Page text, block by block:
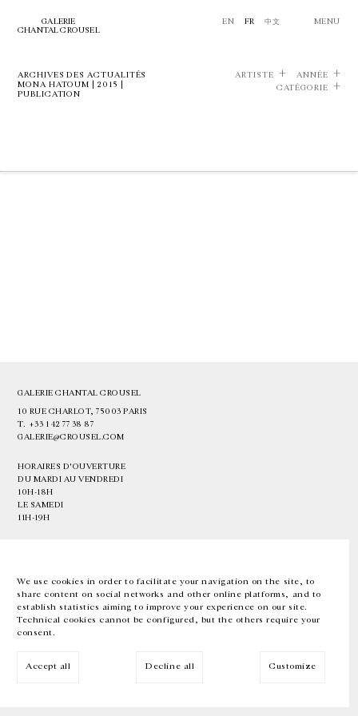
We use cookies in order to facilitate your navigation on the site, to
share content on social networks and other online platforms, and to
establish statistics aiming to improve your experience on our site.
Technical cookies cannot be configured, but the others require your
consent.
Accept all Decline all Customize
GALERIE
CHANTAL CROUSEL
EN FR 中文 MENU
ARCHIVES DES ACTUALITÉS
MONA HATOUM | 2015 |
PUBLICATION
ARTISTE
ANNÉE
CATÉGORIE
GALERIE CHANTAL CROUSEL
10 RUE CHARLOT, 75003 PARIS
T. +33 1 42 77 38 87
GALERIE@CROUSEL.COM
HORAIRES D'OUVERTURE
DU MARDI AU VENDREDI
10H-18H
LE SAMEDI
11H-19H
EN FR 中文 Facebook Instagram
Inscrivez-vous à notre newsletter